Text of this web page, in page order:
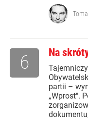
Na
partii –
„Wprost".
6